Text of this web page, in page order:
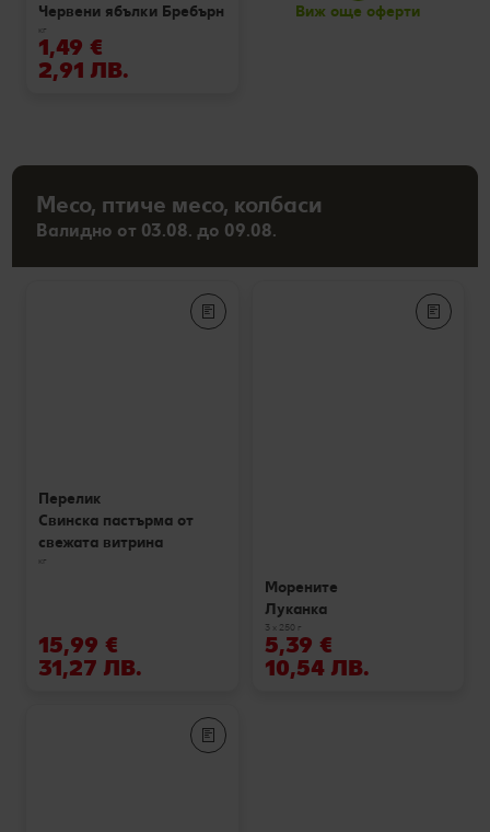
Червени ябълки Бребърн
кг
1,49 €
2,91 ЛВ.
Виж още оферти
Месо, птиче месо, колбаси
Валидно от 03.08. до 09.08.
Перелик
Свинска пастърма от
свежата витрина
кг
15,99 €
31,27 ЛВ.
Морените
Луканка
3 х 250 г
5,39 €
10,54 ЛВ.